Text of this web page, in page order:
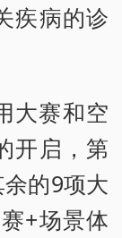
疾病的诊
大赛和空
开启，第
的9项大
+场景体